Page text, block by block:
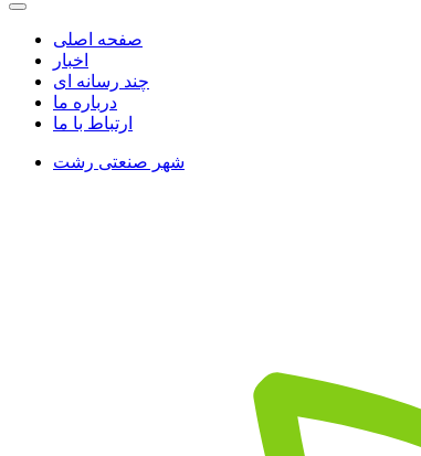
صفحه اصلی
اخبار
چند رسانه ای
درباره ما
ارتباط با ما
شهر صنعتی رشت